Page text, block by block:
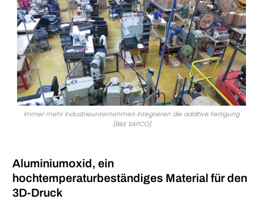
Immer mehr Industrieunternehmen integrieren die additive Fertigung
(Bild: SAPCO)
Aluminiumoxid, ein
hochtemperaturbeständiges Material für den
3D-Druck